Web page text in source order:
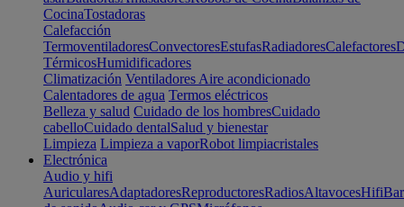
CocinaTostadoras
Calefacción
TermoventiladoresConvectoresEstufasRadiadoresCalefactores
TérmicosHumidificadores
Climatización Ventiladores Aire acondicionado
Calentadores de agua Termos eléctricos
Belleza y salud Cuidado de los hombresCuidado
cabelloCuidado dentalSalud y bienestar
Limpieza Limpieza a vaporRobot limpiacristales
Electrónica
Audio y hifi
AuricularesAdaptadoresReproductoresRadiosAltavocesHifi